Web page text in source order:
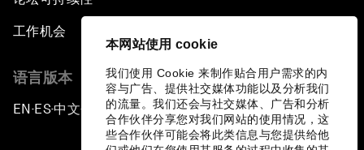
本网站使用 cookie
我们使用 Cookie 来制作贴合用户需求的内
容与广告、提供社交媒体功能以及分析我们
的流量。我们还会与社交媒体、广告和分析
合作伙伴分享您对我们网站的使用情况，这
些合作伙伴可能会将此类信息与您提供给他
工作机会
语言版本
EN ▪ ES▪中文▪ 日本語